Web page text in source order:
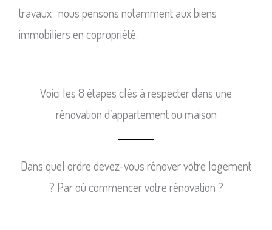
travaux : nous pensons notamment aux biens
immobiliers en copropriété.
Voici les 8 étapes clés à respecter dans une
rénovation d’appartement ou maison
Dans quel ordre devez-vous rénover votre logement
? Par où commencer votre rénovation ?